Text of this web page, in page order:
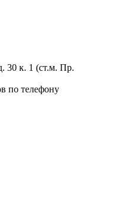
30 к. 1 (ст.м. Пр.
по телефону